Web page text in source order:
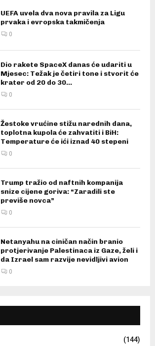
UEFA uvela dva nova pravila za Ligu
prvaka i evropska takmičenja
0
Dio rakete SpaceX danas će udariti u
Mjesec: Težak je četiri tone i stvorit će
krater od 20 do 30...
0
Žestoke vrućine stižu narednih dana,
toplotna kupola će zahvatiti i BiH:
Temperature će ići iznad 40 stepeni
0
Trump tražio od naftnih kompanija
snize cijene goriva: “Zaradili ste
previše novca”
0
Netanyahu na ciničan način branio
protjerivanje Palestinaca iz Gaze, želi i
da Izrael sam razvije nevidljivi avion
0
(144)